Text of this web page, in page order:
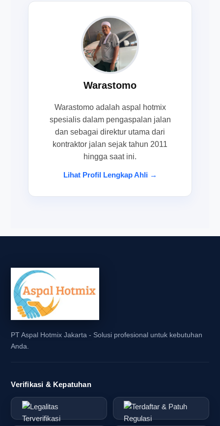
Warastomo
Warastomo adalah aspal hotmix
spesialis dalam pengaspalan jalan
dan sebagai direktur utama dari
kontraktor jalan sejak tahun 2011
hingga saat ini.
Lihat Profil Lengkap Ahli →
PT Aspal Hotmix Jakarta - Solusi profesional untuk kebutuhan
Anda.
Verifikasi & Kepatuhan